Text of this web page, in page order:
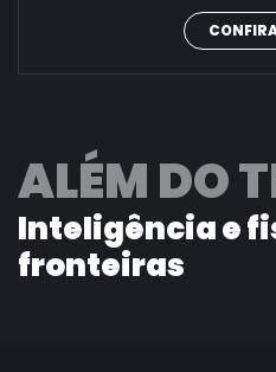
ALÉM DO
Inteligência e
fronteiras